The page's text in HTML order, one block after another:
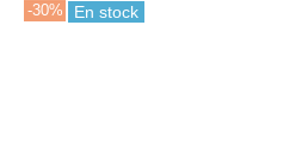
-30% En stock